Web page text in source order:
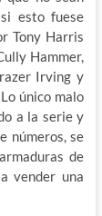
esto fuese
Tony Harris
Hammer,
Irving y
único malo
a la serie y
números, se
de
vender una